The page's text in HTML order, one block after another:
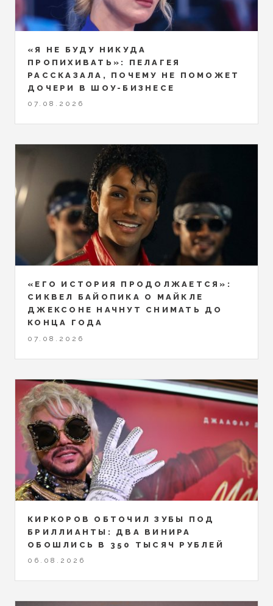
«Я НЕ БУДУ НИКУДА
ПРОПИХИВАТЬ»: ПЕЛАГЕЯ
РАССКАЗАЛА, ПОЧЕМУ НЕ ПОМОЖЕТ
ДОЧЕРИ В ШОУ-БИЗНЕСЕ
07.08.2026
«ЕГО ИСТОРИЯ ПРОДОЛЖАЕТСЯ»:
СИКВЕЛ БАЙОПИКА О МАЙКЛЕ
ДЖЕКСОНЕ НАЧНУТ СНИМАТЬ ДО
КОНЦА ГОДА
07.08.2026
КИРКОРОВ ОБТОЧИЛ ЗУБЫ ПОД
БРИЛЛИАНТЫ: ДВА ВИНИРА
ОБОШЛИСЬ В 350 ТЫСЯЧ РУБЛЕЙ
06.08.2026